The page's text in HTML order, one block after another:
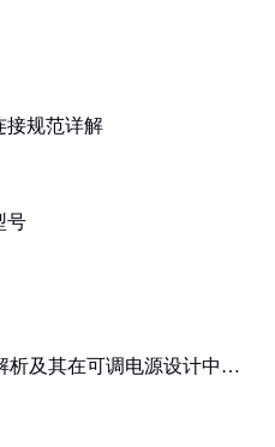
接规范详解
号
析及其在可调电源设计中的